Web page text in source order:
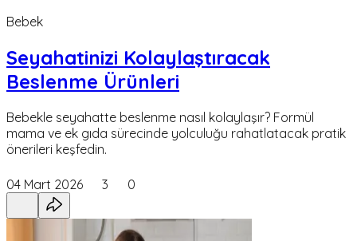
Bebek
Seyahatinizi Kolaylaştıracak
Beslenme Ürünleri
Bebekle seyahatte beslenme nasıl kolaylaşır? Formül
mama ve ek gıda sürecinde yolculuğu rahatlatacak pratik
önerileri keşfedin.
04 Mart 2026 3 0